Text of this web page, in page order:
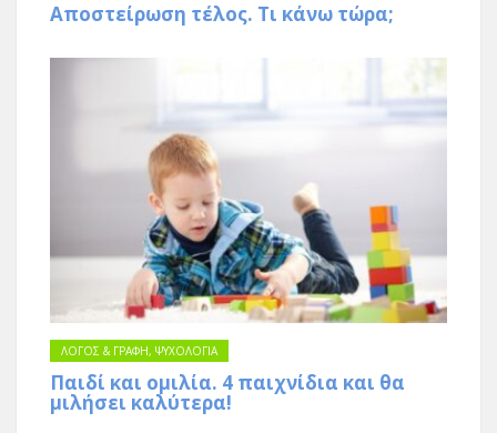
Αποστείρωση τέλος. Τι κάνω τώρα;
ΛΟΓΟΣ & ΓΡΑΦΗ, ΨΥΧΟΛΟΓΙΑ
Παιδί και ομιλία. 4 παιχνίδια και θα
μιλήσει καλύτερα!